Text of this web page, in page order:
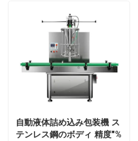
自動液体詰め込み包装機 ス
テンレス鋼のボディ 精度"%